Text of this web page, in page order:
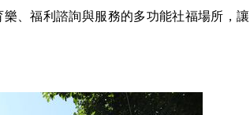
、福利諮詢與服務的多功能社福場所，讓